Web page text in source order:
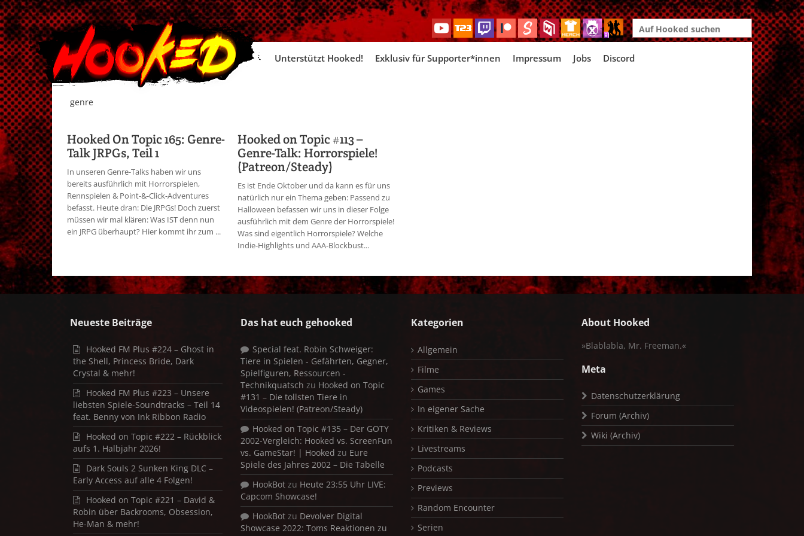
Search
for:
Skip
Unterstützt Hooked! Exklusiv für Supporter*innen Impressum Jobs Discord
genre
Hooked On Topic 165: Genre-
Talk JRPGs, Teil 1
In unseren Genre-Talks haben wir uns
bereits ausführlich mit Horrorspielen,
Rennspielen & Point-&-Click-Adventures
befasst. Heute dran: Die JRPGs! Doch zuerst
müssen wir mal klären: Was IST denn nun
ein JRPG überhaupt? Hier kommt ihr zum ...
Hooked on Topic #113 –
Genre-Talk: Horrorspiele!
(Patreon/Steady)
Es ist Ende Oktober und da kann es für uns
natürlich nur ein Thema geben: Passend zu
Halloween befassen wir uns in dieser Folge
ausführlich mit dem Genre der Horrorspiele!
Was sind eigentlich Horrorspiele? Welche
Indie-Highlights und AAA-Blockbust...
Neueste Beiträge
Hooked FM Plus #224 – Ghost in
the Shell, Princess Bride, Dark
Crystal & mehr!
Hooked FM Plus #223 – Unsere
liebsten Spiele-Soundtracks – Teil 14
feat. Benny von Ink Ribbon Radio
Hooked on Topic #222 – Rückblick
aufs 1. Halbjahr 2026!
Dark Souls 2 Sunken King DLC –
Early Access auf alle 4 Folgen!
Hooked on Topic #221 – David &
Robin über Backrooms, Obsession,
He-Man & mehr!
Das hat euch gehooked
Special feat. Robin Schweiger:
Tiere in Spielen - Gefährten, Gegner,
Spielfiguren, Ressourcen -
Technikquatsch zu Hooked on Topic
#131 – Die tollsten Tiere in
Videospielen! (Patreon/Steady)
Hooked on Topic #135 – Der GOTY
2002-Vergleich: Hooked vs. ScreenFun
vs. GameStar! | Hooked zu Eure
Spiele des Jahres 2002 – Die Tabelle
HookBot zu Heute 23:55 Uhr LIVE:
Capcom Showcase!
HookBot zu Devolver Digital
Showcase 2022: Toms Reaktionen zu
Kategorien
Allgemein
Filme
Games
In eigener Sache
Kritiken & Reviews
Livestreams
Podcasts
Previews
Random Encounter
Serien
About Hooked
»Blablabla, Mr. Freeman.«
Meta
Datenschutzerklärung
Forum (Archiv)
Wiki (Archiv)